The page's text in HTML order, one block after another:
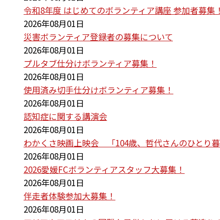
令和8年度 はじめてのボランティア講座 参加者募集！
2026年08月01日
災害ボランティア登録者の募集について
2026年08月01日
プルタブ仕分けボランティア募集！
2026年08月01日
使用済み切手仕分けボランティア募集！
2026年08月01日
認知症に関する講演会
2026年08月01日
わかくさ映画上映会 「104歳、哲代さんのひとり暮
2026年08月01日
2026愛媛FCボランティアスタッフ大募集！
2026年08月01日
伴走者体験参加大募集！
2026年08月01日